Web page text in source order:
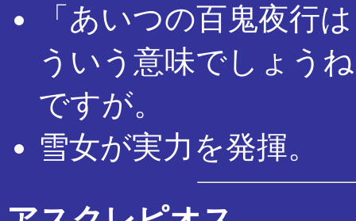
「あいつの百鬼夜行
ういう意味でしょう
ですが。
雪女が実力を発揮。